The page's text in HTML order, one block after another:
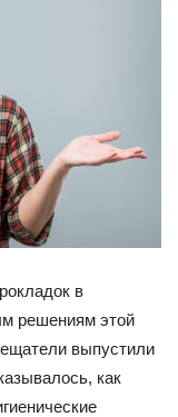
в
решениям этой
выпустили
как